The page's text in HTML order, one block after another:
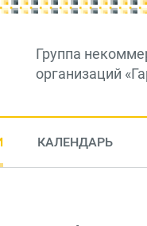
Группа
организаций
КАЛЕНДАРЬ